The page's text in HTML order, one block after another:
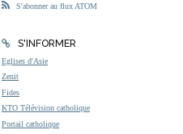
S'abonner au flux ATOM
S'INFORMER
Eglises d'Asie
Zenit
Fides
KTO Télévision catholique
Portail catholique